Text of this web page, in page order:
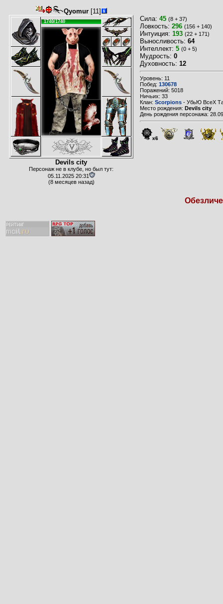
Qyomur[11]
1740/1740
Devils city
Персонаж не в клубе, но был тут:
05.11.2025 20:31
(8 месяцев назад)
Сила: 45 (8 + 37)
Ловкость: 296 (156 + 140)
Интуиция: 193 (22 + 171)
Выносливость: 64
Интеллект: 5 (0 + 5)
Мудрость: 0
Духовность: 12
Уровень: 11
Побед: 130678
Поражений: 5018
Ничьих: 33
Клан: Scorpions - УбьЮ ВсеХ
Место рождения: Devils city
День рождения персонажа:
x6